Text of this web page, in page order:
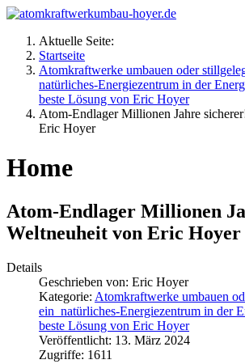
Aktuelle Seite:
Startseite
Atomkraftwerke umbauen oder
natürliches-Energiezentrum in der
beste Lösung von Eric Hoyer
Atom-Endlager Millionen Jahre
Eric Hoyer
Home
Atom-Endlager Millionen
Weltneuheit von Eric Hoyer
Details
Geschrieben von: Eric Hoyer
Kategorie: Atomkraftwerke umbauen
ein natürliches-Energiezentrum in der
beste Lösung von Eric Hoyer
Veröffentlicht: 13. März 2024
Zugriffe: 1611